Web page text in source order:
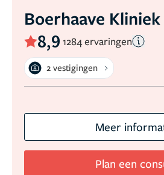
Boerhaave
8,9 1284 ervaringen
2 vestigingen
Meer
Plan een